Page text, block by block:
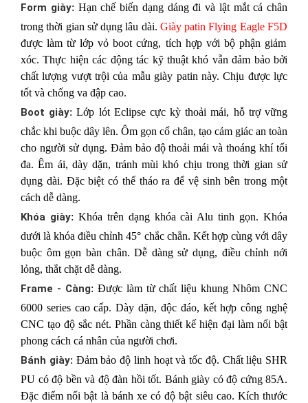
Form giày: Hạn chế biến dạng dáng đi và lật mắt cá chân
trong thời gian sử dụng lâu dài. Giày patin Flying Eagle F5D
được làm từ lớp vỏ boot cứng, tích hợp với bộ phận giảm
xóc. Thực hiện các động tác kỹ thuật khó vẫn đảm bảo bởi
chất lượng vượt trội của mẫu giày patin này. Chịu được lực
tốt và chống va đập cao.
Boot giày: Lớp lót Eclipse cực kỳ thoải mái, hỗ trợ vững
chắc khi buộc dây lên. Ôm gọn cổ chân, tạo cảm giác an toàn
cho người sử dụng. Đảm bảo độ thoải mái và thoáng khí tối
đa. Êm ái, dày dặn, tránh mùi khó chịu trong thời gian sử
dụng dài. Đặc biệt có thể tháo ra để vệ sinh bên trong một
cách dễ dàng.
Khóa giày: Khóa trên dạng khóa cài Alu tinh gọn. Khóa
dưới là khóa điều chỉnh 45° chắc chắn. Kết hợp cùng với dây
buộc ôm gọn bàn chân. Dễ dàng sử dụng, điều chỉnh nới
lỏng, thắt chặt dễ dàng.
Frame - Càng: Được làm từ chất liệu khung Nhôm CNC
6000 series cao cấp. Dày dặn, độc đáo, kết hợp công nghệ
CNC tạo độ sắc nét. Phần càng thiết kế hiện đại làm nổi bật
phong cách cá nhân của người chơi.
Bánh giày: Đảm bảo độ linh hoạt và tốc độ. Chất liệu SHR
PU có độ bền và độ đàn hồi tốt. Bánh giày có độ cứng 85A.
Đặc điểm nổi bật là bánh xe có độ bật siêu cao. Kích thước